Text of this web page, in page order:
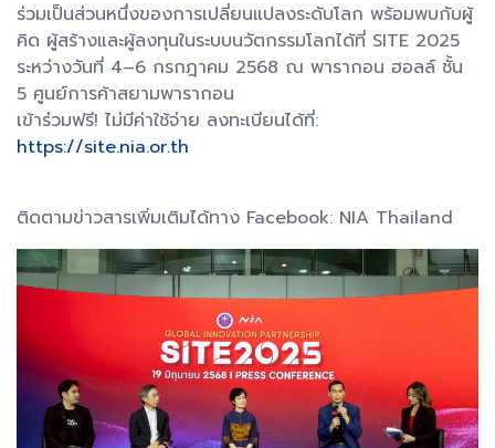
ร่วมเป็นส่วนหนึ่งของการเปลี่ยนแปลงระดับโลก พร้อมพบกับผู้
คิด ผู้สร้างและผู้ลงทุนในระบบนวัตกรรมโลกได้ที่ SITE 2025
ระหว่างวันที่ 4–6 กรกฎาคม 2568 ณ พารากอน ฮอลล์ ชั้น
5 ศูนย์การค้าสยามพารากอน
เข้าร่วมฟรี! ไม่มีค่าใช้จ่าย ลงทะเบียนได้ที่:
https://site.nia.or.th
ติดตามข่าวสารเพิ่มเติมได้ทาง Facebook: NIA Thailand